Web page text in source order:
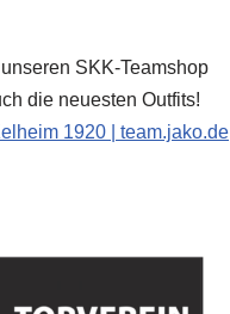
SKK-Teamshop
die neuesten Outfits!
1920 | team.jako.de